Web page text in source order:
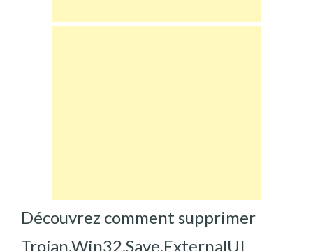
Découvrez comment supprimer
Trojan.Win32.Save.ExternalUI